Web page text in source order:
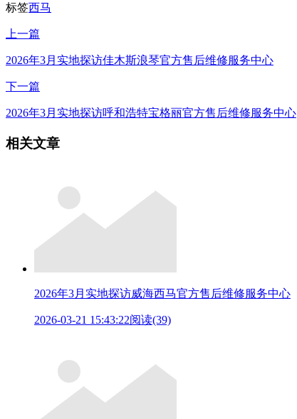
标签西马
上一篇
2026年3月实地探访佳木斯浪琴官方售后维修服务中心
下一篇
2026年3月实地探访呼和浩特宝格丽官方售后维修服务中心
相关文章
2026年3月实地探访威海西马官方售后维修服务中心
2026-03-21 15:43:22阅读(39)